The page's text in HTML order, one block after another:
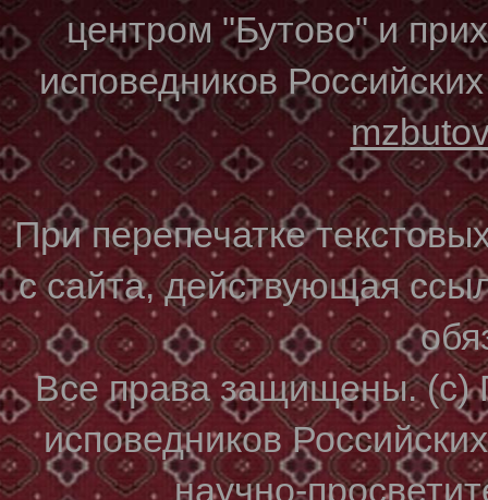
центром "Бутово" и
исповедников
При перепечатке
с сайта, действующая
Все права защищены. (с)
исповедников
научно-